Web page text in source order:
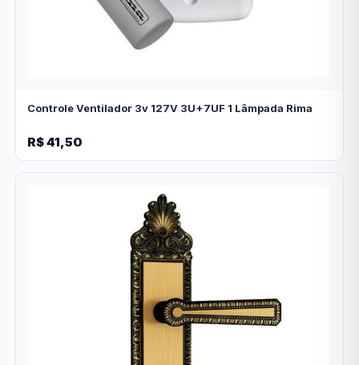
Controle Ventilador 3v 127V 3U+7UF 1 Lâmpada Rima
R$ 41,50